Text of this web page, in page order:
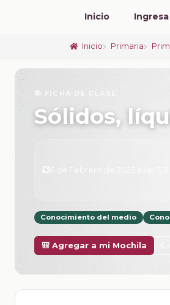
Inicio Ingresa
Inicio Primaria
📚 FICHA DE CLASE
Sólidos,
Conocimiento del medio
🎒 Agregar a mi Mochila